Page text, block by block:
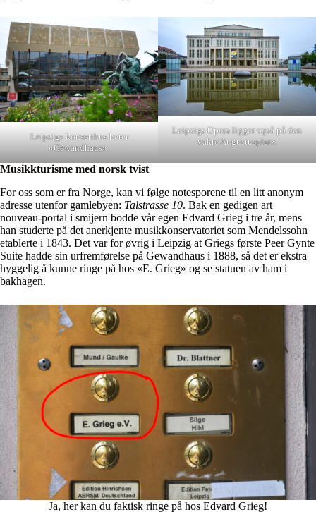
Leipzigs konserthus heter
«Gewandhaus».
Leipzigs Opera ligger også på den
vakre Augustusplatz.
Musikkturisme med norsk tvist
For oss som er fra Norge, kan vi følge notesporene til en litt anonym
adresse utenfor gamlebyen: Talstrasse 10. Bak en gedigen art
nouveau-portal i smijern bodde vår egen Edvard Grieg i tre år, mens
han studerte på det anerkjente musikkonservatoriet som Mendelssohn
etablerte i 1843. Det var for øvrig i Leipzig at Griegs første Peer Gynte
Suite hadde sin urfremførelse på Gewandhaus i 1888, så det er ekstra
hyggelig å kunne ringe på hos «E. Grieg» og se statuen av ham i
bakhagen.
Ja, her kan du faktisk ringe på hos Edvard Grieg!